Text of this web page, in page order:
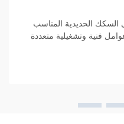
الحديدية المناسب
فنية وتشغيلية متعددة